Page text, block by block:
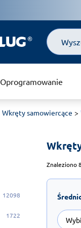
Szukaj
Oprogramowanie
Wkręty samowiercące
12098
1722
Znaleziono